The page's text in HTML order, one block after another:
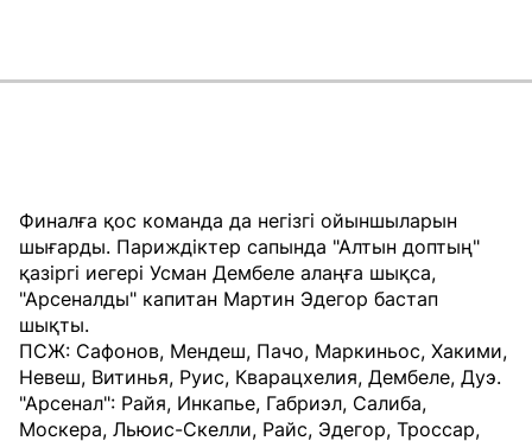
Финалға қос команда да негізгі ойыншыларын
шығарды. Париждіктер сапында "Алтын доптың"
қазіргі иегері Усман Дембеле алаңға шықса,
"Арсеналды" капитан Мартин Эдегор бастап
шықты.
ПСЖ: Сафонов, Мендеш, Пачо, Маркиньос, Хакими,
Невеш, Витинья, Руис, Кварацхелия, Дембеле, Дуэ.
"Арсенал": Райя, Инкапье, Габриэл, Салиба,
Москера, Льюис-Скелли, Райс, Эдегор, Троссар,